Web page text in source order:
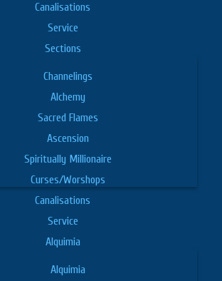
Canalisations
Service
Sections
Channelings
Alchemy
Sacred Flames
Ascension
Spiritually Millionaire
Curses/Worshops
Canalisations
Service
Alquimia
Alquimia